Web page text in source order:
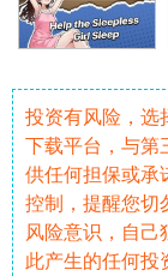
投资有风险，选
下载平台，与第
供任何担保或承
控制，提醒您切
风险意识，自
此产生的任何投